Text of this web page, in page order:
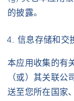
的披露。
信息存储和交
本应用收集的有
（或）其关联
送至您所在国家